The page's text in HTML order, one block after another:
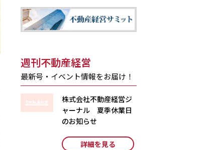
週刊不動産経営
最新号・イベント情報をお届け！
株式会社不動産経営ジ
ャーナル 夏季休業日
のお知らせ
詳細を見る